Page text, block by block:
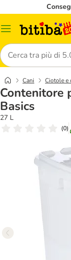
Overview
Cerca
Cani Ciotole e
Contenitore
Basics
27 L
(0)